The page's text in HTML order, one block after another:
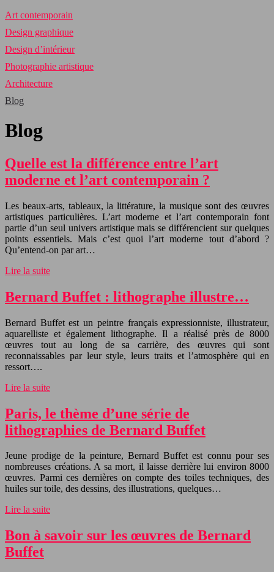
Art contemporain
Design graphique
Design d’intérieur
Photographie artistique
Architecture
Blog
Blog
Quelle est la différence entre l’art
moderne et l’art contemporain ?
Les beaux-arts, tableaux, la littérature, la musique sont des œuvres
artistiques particulières. L’art moderne et l’art contemporain font
partie d’un seul univers artistique mais se différencient sur quelques
points essentiels. Mais c’est quoi l’art moderne tout d’abord ?
Qu’entend-on par art…
Lire la suite
Bernard Buffet : lithographe illustre…
Bernard Buffet est un peintre français expressionniste, illustrateur,
aquarelliste et également lithographe. Il a réalisé près de 8000
œuvres tout au long de sa carrière, des œuvres qui sont
reconnaissables par leur style, leurs traits et l’atmosphère qui en
ressort….
Lire la suite
Paris, le thème d’une série de
lithographies de Bernard Buffet
Jeune prodige de la peinture, Bernard Buffet est connu pour ses
nombreuses créations. A sa mort, il laisse derrière lui environ 8000
œuvres. Parmi ces dernières on compte des toiles techniques, des
huiles sur toile, des dessins, des illustrations, quelques…
Lire la suite
Bon à savoir sur les œuvres de Bernard
Buffet